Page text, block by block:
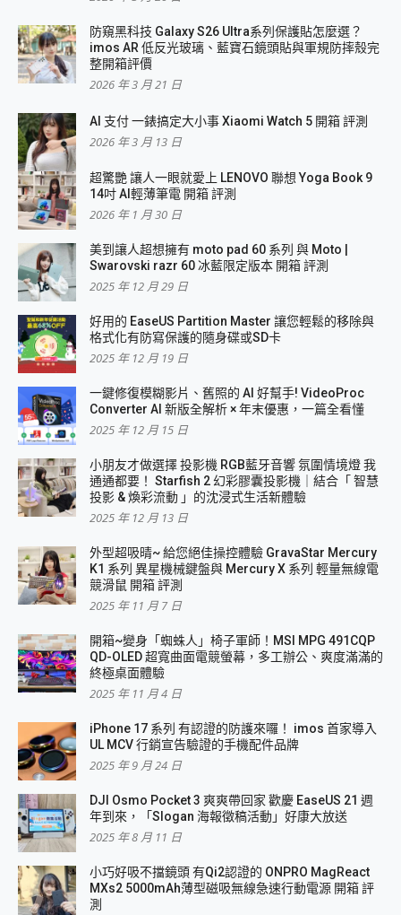
防窺黑科技 Galaxy S26 Ultra系列保護貼怎麼選？
imos AR 低反光玻璃、藍寶石鏡頭貼與軍規防摔殼完
整開箱評價
2026 年 3 月 21 日
AI 支付 一錶搞定大小事 Xiaomi Watch 5 開箱 評測
2026 年 3 月 13 日
超驚艷 讓人一眼就愛上 LENOVO 聯想 Yoga Book 9
14吋 AI輕薄筆電 開箱 評測
2026 年 1 月 30 日
美到讓人超想擁有 moto pad 60 系列 與 Moto |
Swarovski razr 60 冰藍限定版本 開箱 評測
2025 年 12 月 29 日
好用的 EaseUS Partition Master 讓您輕鬆的移除與
格式化有防寫保護的隨身碟或SD卡
2025 年 12 月 19 日
一鍵修復模糊影片、舊照的 AI 好幫手! VideoProc
Converter AI 新版全解析 × 年末優惠，一篇全看懂
2025 年 12 月 15 日
小朋友才做選擇 投影機 RGB藍牙音響 氛圍情境燈 我
通通都要！ Starfish 2 幻彩膠囊投影機｜結合「 智慧
投影 & 煥彩流動 」的沈浸式生活新體驗
2025 年 12 月 13 日
外型超吸晴~ 給您絕佳操控體驗 GravaStar Mercury
K1 系列 異星機械鍵盤與 Mercury X 系列 輕量無線電
競滑鼠 開箱 評測
2025 年 11 月 7 日
開箱~變身「蜘蛛人」椅子軍師！MSI MPG 491CQP
QD-OLED 超寬曲面電競螢幕，多工辦公、爽度滿滿的
終極桌面體驗
2025 年 11 月 4 日
iPhone 17 系列 有認證的防護來囉！ imos 首家導入
UL MCV 行銷宣告驗證的手機配件品牌
2025 年 9 月 24 日
DJI Osmo Pocket 3 爽爽帶回家 歡慶 EaseUS 21 週
年到來，「Slogan 海報徵稿活動」好康大放送
2025 年 8 月 11 日
小巧好吸不擋鏡頭 有Qi2認證的 ONPRO MagReact
MXs2 5000mAh薄型磁吸無線急速行動電源 開箱 評
測